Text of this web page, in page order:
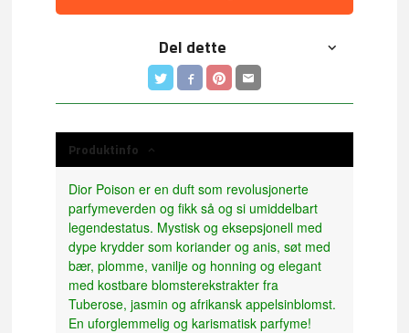
Del dette
Produktinfo
Dior Poison er en duft som revolusjonerte
parfymeverden og fikk så og si umiddelbart
legendestatus. Mystisk og eksepsjonell med
dype krydder som koriander og anis, søt med
bær, plomme, vanilje og honning og elegant
med kostbare blomsterekstrakter fra
Tuberose, jasmin og afrikansk appelsinblomst.
En uforglemmelig og karismatisk parfyme!